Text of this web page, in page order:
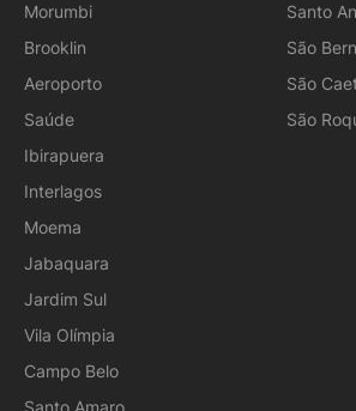
Morumbi
Brooklin
Aeroporto
Saúde
Ibirapuera
Interlagos
Moema
Jabaquara
Jardim Sul
Vila Olímpia
Campo Belo
Santo
São
São
São